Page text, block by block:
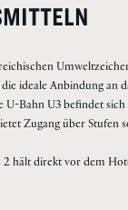
ideale Anbindung an
U-Bahn U3 befindet
Zugang über Stufen
2 hält direkt vor dem